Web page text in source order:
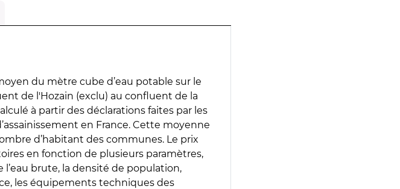
du mètre cube d’eau potable sur le
de l'Hozain (exclu) au confluent de la
à partir des déclarations faites par les
en France. Cette moyenne
d’habitant des communes. Le prix
en fonction de plusieurs paramètres,
brute, la densité de population,
les équipements techniques des